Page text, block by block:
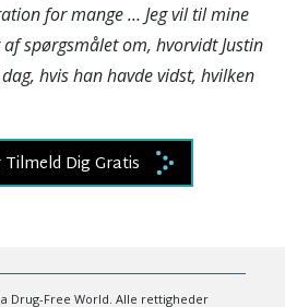
for mange … Jeg vil til mine
spørgsmålet om, hvorvidt Justin
hvis han havde vidst, hvilken
Dig Gratis
Drug-Free World. Alle rettigheder